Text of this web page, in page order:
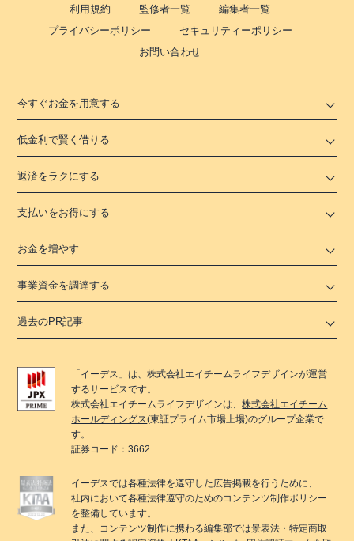
利用規約
監修者一覧
編集者一覧
プライバシーポリシー
セキュリティーポリシー
お問い合わせ
今すぐお金を用意する
低金利で賢く借りる
返済をラクにする
支払いをお得にする
お金を増やす
事業資金を調達する
過去のPR記事
「 イーデス 」は、株式会社エイチームライフデザインが運営
するサービスです。
株式会社エイチームライフデザインは、株式会社エイチーム
ホールディングス(東証プライム市場上場)のグループ企業で
す。
証券コード：3662
イーデスでは各種法律を遵守した広告掲載を行うために、
社内において各種法律遵守のためのコンテンツ制作ポリシー
を整備しています。
また、コンテンツ制作に携わる編集部では景表法・特定商取